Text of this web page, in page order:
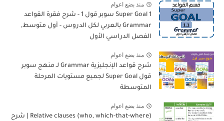
منذ بضع اعوام
Super Goal 1 سوبر قول 1 - شرح فقرة القواعد
Grammar بالعربي لكل الدروس - أول متوسط,
الفصل الدراسي الأول
منذ بضع اعوام
شرح قواعد الإنجليزية Grammar لـ منهج سوبر
قول Super Goal لجميع مستويات المرحلة
المتوسطة
منذ بضع اعوام
Relative clauses (who, which-that-where) | شرح